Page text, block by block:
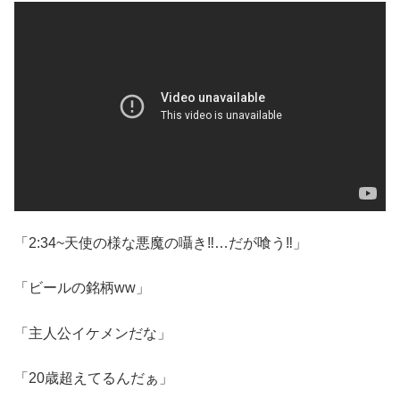
「2:34~天使の様な悪魔の囁き‼︎…だが喰う‼︎」
「ビールの銘柄ww」
「主人公イケメンだな」
「20歳超えてるんだぁ」